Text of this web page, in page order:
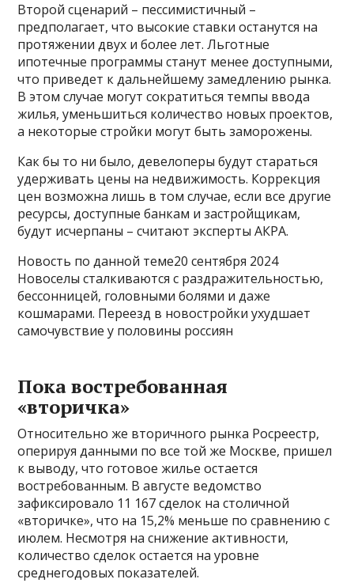
Второй сценарий – пессимистичный –
предполагает, что высокие ставки останутся на
протяжении двух и более лет. Льготные
ипотечные программы станут менее доступными,
что приведет к дальнейшему замедлению рынка.
В этом случае могут сократиться темпы ввода
жилья, уменьшиться количество новых проектов,
а некоторые стройки могут быть заморожены.
Как бы то ни было, девелоперы будут стараться
удерживать цены на недвижимость. Коррекция
цен возможна лишь в том случае, если все другие
ресурсы, доступные банкам и застройщикам,
будут исчерпаны – считают эксперты АКРА.
Новость по данной теме20 сентября 2024
Новоселы сталкиваются с раздражительностью,
бессонницей, головными болями и даже
кошмарами. Переезд в новостройки ухудшает
самочувствие у половины россиян
Пока востребованная
«вторичка»
Относительно же вторичного рынка Росреестр,
оперируя данными по все той же Москве, пришел
к выводу, что готовое жилье остается
востребованным. В августе ведомство
зафиксировало 11 167 сделок на столичной
«вторичке», что на 15,2% меньше по сравнению с
июлем. Несмотря на снижение активности,
количество сделок остается на уровне
среднегодовых показателей.